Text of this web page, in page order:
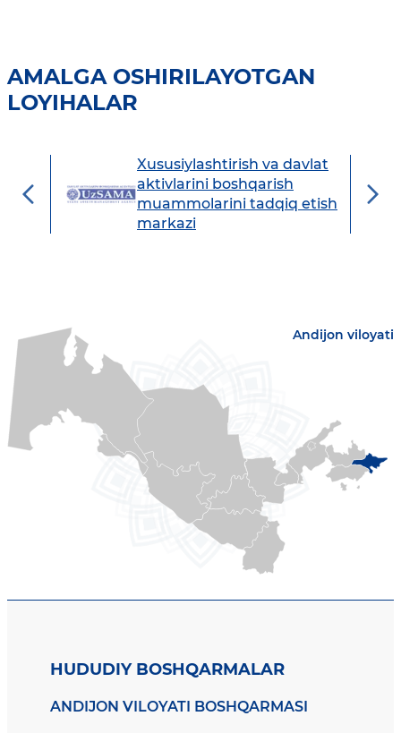
AMALGA OSHIRILAYOTGAN
LOYIHALAR
Xususiylashtirish va davlat
aktivlarini boshqarish
muammolarini tadqiq etish
markazi
Andijon viloyati
HUDUDIY BOSHQARMALAR
ANDIJON VILOYATI BOSHQARMASI